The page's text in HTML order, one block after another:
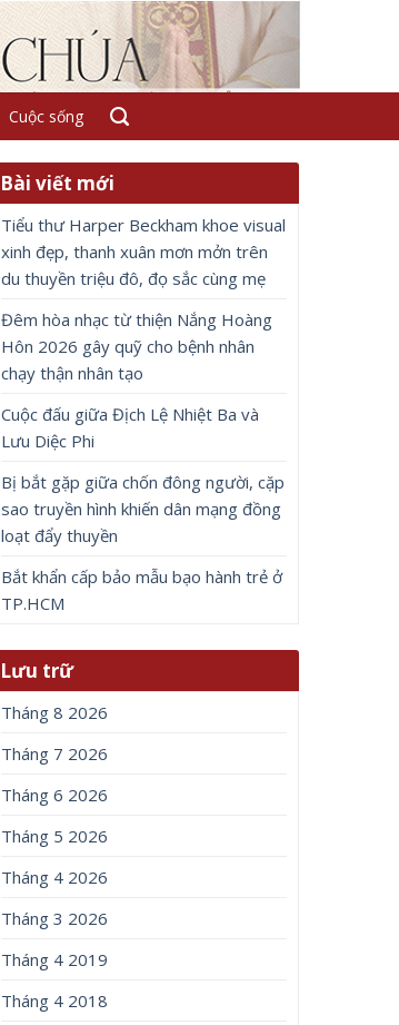
Cuộc sống
Bài viết mới
Tiểu thư Harper Beckham khoe visual
xinh đẹp, thanh xuân mơn mởn trên
du thuyền triệu đô, đọ sắc cùng mẹ
Đêm hòa nhạc từ thiện Nắng Hoàng
Hôn 2026 gây quỹ cho bệnh nhân
chạy thận nhân tạo
Cuộc đấu giữa Địch Lệ Nhiệt Ba và
Lưu Diệc Phi
Bị bắt gặp giữa chốn đông người, cặp
sao truyền hình khiến dân mạng đồng
loạt đẩy thuyền
Bắt khẩn cấp bảo mẫu bạo hành trẻ ở
TP.HCM
Lưu trữ
Tháng 8 2026
Tháng 7 2026
Tháng 6 2026
Tháng 5 2026
Tháng 4 2026
Tháng 3 2026
Tháng 4 2019
Tháng 4 2018